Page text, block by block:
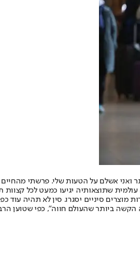
אשלם על הטעות שלי. פרשתי מהחיים
שתוצאותיה יגיעו כמעט לכל
סיניים יסגרו. סין לא תהיה עוד
שהעולם חווה", כפי שטוען הרב